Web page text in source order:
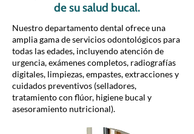
de su salud bucal.
Nuestro departamento dental ofrece una
amplia gama de servicios odontológicos para
todas las edades, incluyendo atención de
urgencia, exámenes completos, radiografías
digitales, limpiezas, empastes, extracciones y
cuidados preventivos (selladores,
tratamiento con flúor, higiene bucal y
asesoramiento nutricional).